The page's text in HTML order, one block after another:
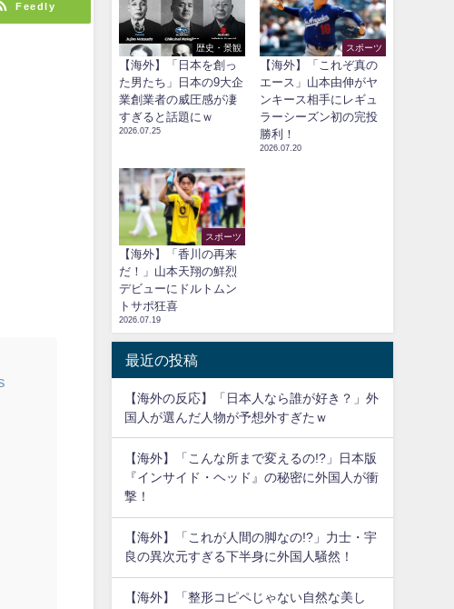
Feedly
歴史・景観
【海外】「日本を創っ
た男たち」日本の9大企
業創業者の威圧感が凄
すぎると話題にｗ
2026.07.25
スポーツ
【海外】「これぞ真の
エース」山本由伸がヤ
ンキース相手にレギュ
ラーシーズン初の完投
勝利！
2026.07.20
スポーツ
【海外】「香川の再来
だ！」山本天翔の鮮烈
デビューにドルトムン
トサポ狂喜
2026.07.19
最近の投稿
【海外の反応】「日本人なら誰が好き？」外
国人が選んだ人物が予想外すぎたｗ
【海外】「こんな所まで変えるの!?」日本版
『インサイド・ヘッド』の秘密に外国人が衝
撃！
【海外】「これが人間の脚なの!?」力士・宇
良の異次元すぎる下半身に外国人騒然！
【海外】「整形コピペじゃない自然な美し